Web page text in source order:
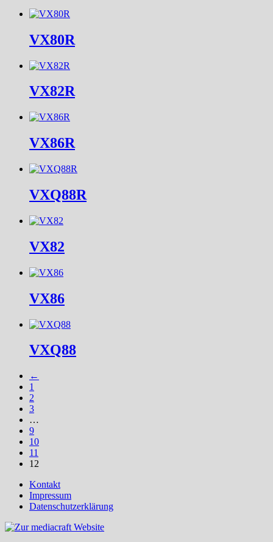
VX80R
VX82R
VX86R
VXQ88R
VX82
VX86
VXQ88
←
1
2
3
…
9
10
11
12
Kontakt
Impressum
Datenschutzerklärung